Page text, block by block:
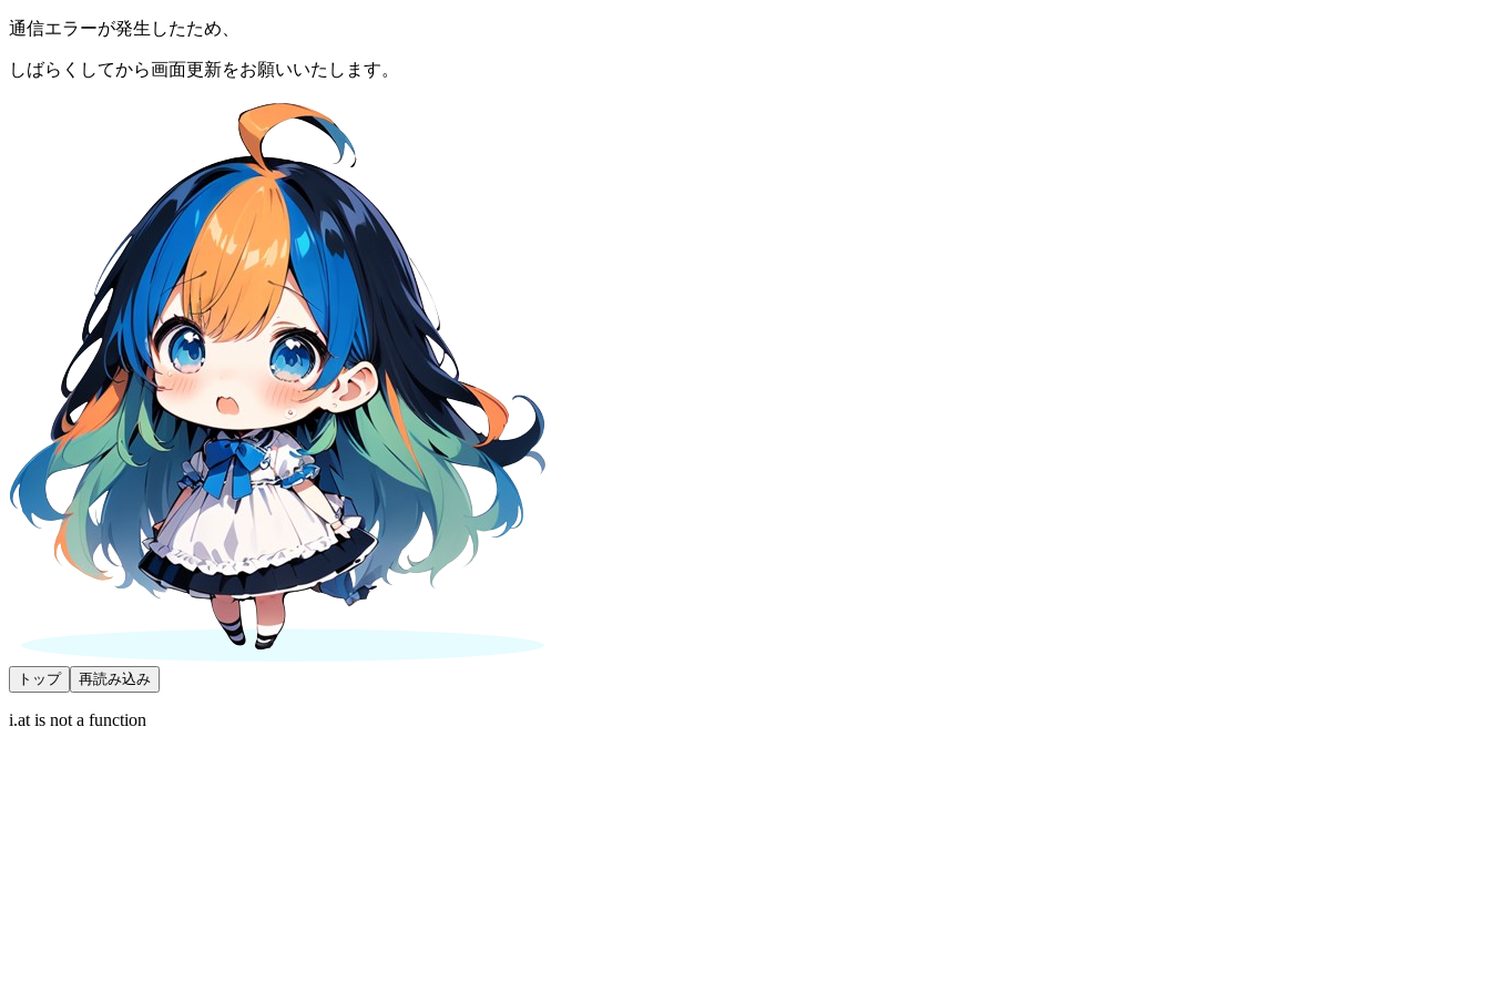
通信エラーが発生したため、
しばらくしてから画面更新をお願いいたします。
トップ 再読み込み
i.at is not a function